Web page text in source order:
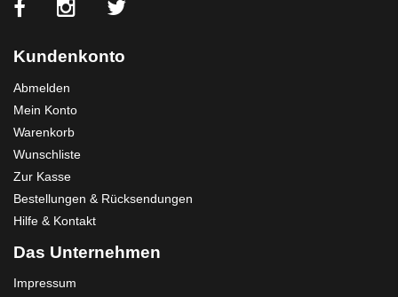
Kundenkonto
Abmelden
Mein Konto
Warenkorb
Wunschliste
Zur Kasse
Bestellungen & Rücksendungen
Hilfe & Kontakt
Das Unternehmen
Impressum